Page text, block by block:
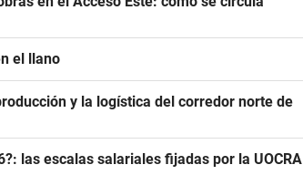
el llano
y la logística del corredor norte de
las escalas salariales fijadas por la UOCRA